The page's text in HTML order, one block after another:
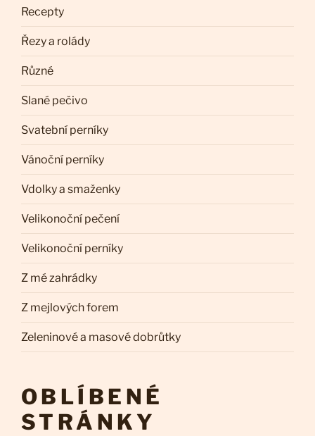
Recepty
Řezy a rolády
Různé
Slané pečivo
Svatební perníky
Vánoční perníky
Vdolky a smaženky
Velikonoční pečení
Velikonoční perníky
Z mé zahrádky
Z mejlových forem
Zeleninové a masové dobrůtky
OBLÍBENÉ
STRÁNKY